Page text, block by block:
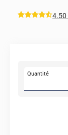
*****
4.50
Quantité